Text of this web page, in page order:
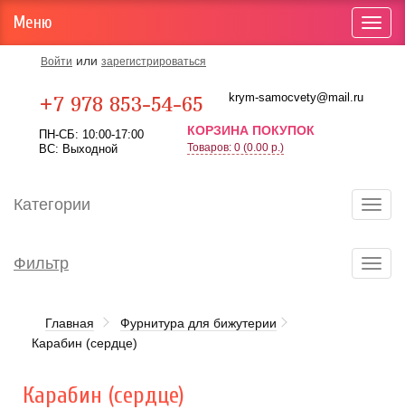
Войти или зарегистрироваться
+7 978 853-54-65 krym-samocvety@mail.ru
ПН-СБ: 10:00-17:00
ВС: Выходной
КОРЗИНА ПОКУПОК
Товаров: 0 (0.00 р.)
Меню
Категории
Фильтр
Главная
Фурнитура для бижутерии
Карабин (сердце)
Карабин (сердце)